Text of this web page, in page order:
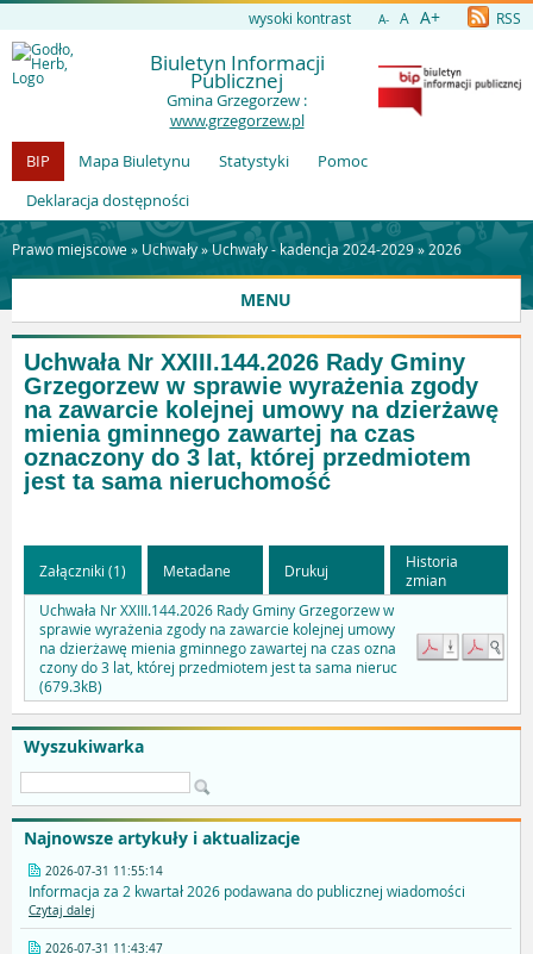
wysoki kontrast A- A A+ RSS
Biuletyn Informacji
Publicznej
Gmina Grzegorzew :
www.grzegorzew.pl
BIP
Mapa Biuletynu Statystyki
Pomoc
Deklaracja dostępności
Prawo miejscowe » Uchwały» Uchwały - kadencja 2024-2029»2026
MENU
Wyszukiwarka
Najnowsze artykuły i aktualizacje
2026-07-31 11:55:14
Informacja za 2 kwartał 2026 podawana do publicznej wiadomości
Czytaj dalej
2026-07-31 11:43:47
Uchwała Nr XXIII.144.2026 Rady Gminy
Grzegorzew w sprawie wyrażenia zgody
na zawarcie kolejnej umowy na dzierżawę
mienia gminnego zawartej na czas
oznaczony do 3 lat, której przedmiotem
jest ta sama nieruchomość
Załączniki (1) Metadane Drukuj
Historia
zmian
Uchwała Nr XXIII.144.2026 Rady Gminy Grzegorzew w
sprawie wyrażenia zgody na zawarcie kolejnej umowy
na dzierżawę mienia gminnego zawartej na czas ozna
czony do 3 lat, której przedmiotem jest ta sama nieruc
(679.3kB)